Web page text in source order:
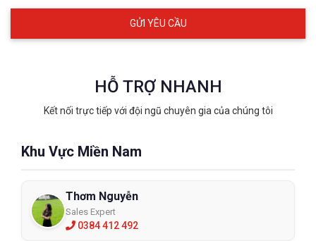
HỖ TRỢ NHANH
Kết nối trực tiếp với đội ngũ chuyên gia của chúng tôi
Khu Vực Miền Nam
Thơm Nguyễn
Sales Expert
0384 412 492